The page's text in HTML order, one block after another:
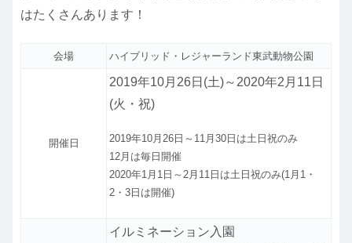
はたくさんあります！
会場 ハイブリッド・レジャーランド東武動物公園
開催日
2019年10月26日(土)～2020年2月11日
(火・祝)
2019年10月26日～11月30日は土日祝のみ
12月は毎日開催
2020年1月1日～2月11日は土日祝のみ(1月1・
2・3日は開催)
イルミネーション入園